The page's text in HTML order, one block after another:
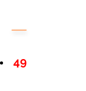
49